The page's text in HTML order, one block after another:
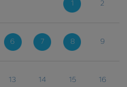
1 2
6 7 8 9
13 14 15 16